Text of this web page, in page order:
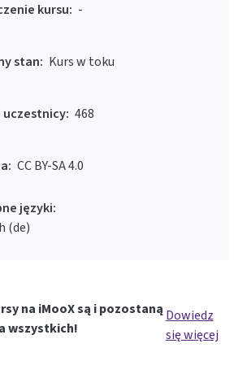
kursu: -
stan: Kurs w toku
uczestnicy: 468
CC BY-SA 4.0
języki:
‎(de)‎
na iMooX są i pozostaną
wszystkich!
Dowiedz
się więcej